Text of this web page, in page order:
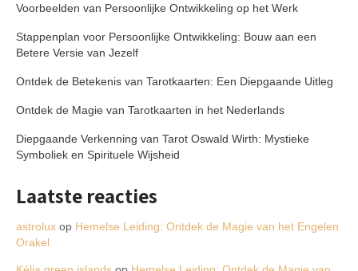
Voorbeelden van Persoonlijke Ontwikkeling op het Werk
Stappenplan voor Persoonlijke Ontwikkeling: Bouw aan een
Betere Versie van Jezelf
Ontdek de Betekenis van Tarotkaarten: Een Diepgaande Uitleg
Ontdek de Magie van Tarotkaarten in het Nederlands
Diepgaande Verkenning van Tarot Oswald Wirth: Mystieke
Symboliek en Spirituele Wijsheid
Laatste reacties
astrolux op Hemelse Leiding: Ontdek de Magie van het Engelen
Orakel